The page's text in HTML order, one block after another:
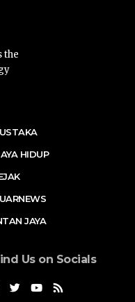
the
HIDUP
JAYA
Us on Socials